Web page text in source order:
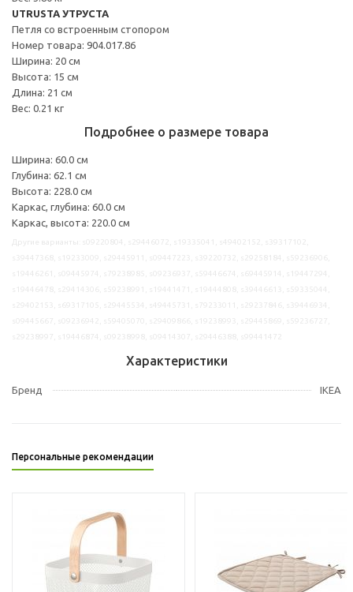
UTRUSTA УТРУСТА
Петля со встроенным стопором
Номер товара: 904.017.86
Ширина: 20 см
Высота: 15 см
Длина: 21 см
Вес: 0.21 кг
Подробнее о размере товара
Ширина: 60.0 см
Глубина: 62.1 см
Высота: 228.0 см
Каркас, глубина: 60.0 см
Каркас, высота: 220.0 см
Характеристики
Бренд IKEA
Персональные рекомендации